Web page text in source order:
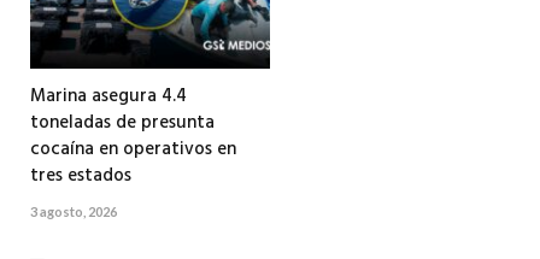
Marina asegura 4.4
toneladas de presunta
cocaína en operativos en
tres estados
3 agosto, 2026